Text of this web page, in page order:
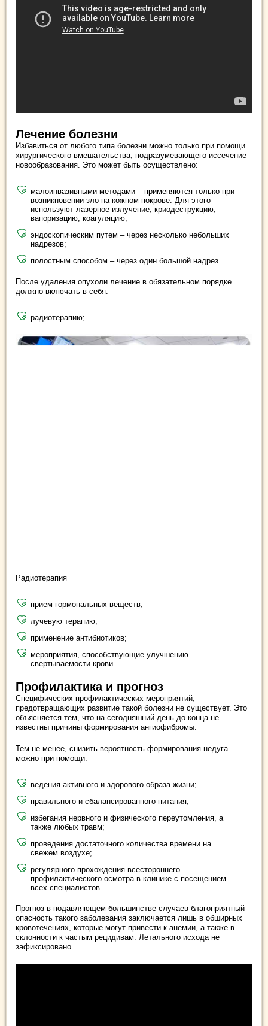
Лечение болезни
Избавиться от любого типа болезни можно только при помощи
хирургического вмешательства, подразумевающего иссечение
новообразования. Это может быть осуществлено:
малоинвазивными методами – применяются только при
возникновении зло на кожном покрове. Для этого
используют лазерное излучение, криодеструкцию,
вапоризацию, коагуляцию;
эндоскопическим путем – через несколько небольших
надрезов;
полостным способом – через один большой надрез.
После удаления опухоли лечение в обязательном порядке
должно включать в себя:
радиотерапию;
Радиотерапия
прием гормональных веществ;
лучевую терапию;
применение антибиотиков;
мероприятия, способствующие улучшению
свертываемости крови.
Профилактика и прогноз
Специфических профилактических мероприятий,
предотвращающих развитие такой болезни не существует. Это
объясняется тем, что на сегодняшний день до конца не
известны причины формирования ангиофибромы.
Тем не менее, снизить вероятность формирования недуга
можно при помощи:
ведения активного и здорового образа жизни;
правильного и сбалансированного питания;
избегания нервного и физического переутомления, а
также любых травм;
проведения достаточного количества времени на
свежем воздухе;
регулярного прохождения всестороннего
профилактического осмотра в клинике с посещением
всех специалистов.
Прогноз в подавляющем большинстве случаев благоприятный –
опасность такого заболевания заключается лишь в обширных
кровотечениях, которые могут привести к анемии, а также в
склонности к частым рецидивам. Летального исхода не
зафиксировано.